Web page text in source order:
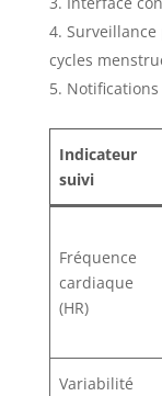
cycles
Indicateur
suivi
Fréquence
cardiaque
(HR)
Variabilité